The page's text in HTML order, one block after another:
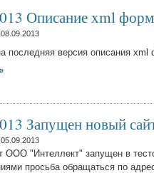
Описание xml
08.09.2013
последняя версия описания
Запущен новый
05.09.2013
ООО "Интеллект" запущен в
просьба обращаться по